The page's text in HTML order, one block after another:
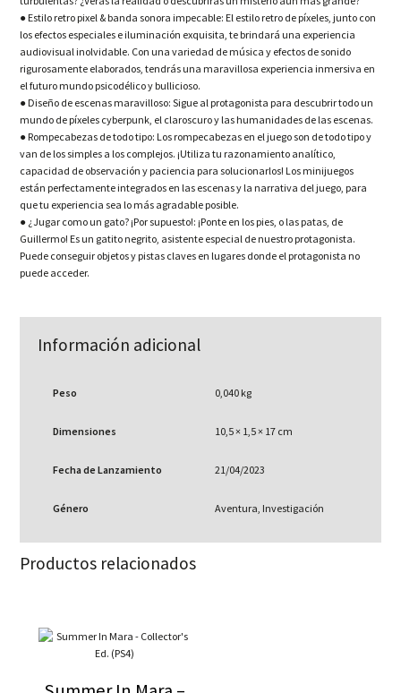
● Estilo retro pixel & banda sonora impecable: El estilo retro de píxeles, junto con
los efectos especiales e iluminación exquisita, te brindará una experiencia
audiovisual inolvidable. Con una variedad de música y efectos de sonido
rigurosamente elaborados, tendrás una maravillosa experiencia inmersiva en
el futuro mundo psicodélico y bullicioso.
● Diseño de escenas maravilloso: Sigue al protagonista para descubrir todo un
mundo de píxeles cyberpunk, el claroscuro y las humanidades de las escenas.
● Rompecabezas de todo tipo: Los rompecabezas en el juego son de todo tipo y
van de los simples a los complejos. ¡Utiliza tu razonamiento analítico,
capacidad de observación y paciencia para solucionarlos! Los minijuegos
están perfectamente integrados en las escenas y la narrativa del juego, para
que tu experiencia sea lo más agradable posible.
● ¿Jugar como un gato? ¡Por supuesto!: ¡Ponte en los pies, o las patas, de
Guillermo! Es un gatito negrito, asistente especial de nuestro protagonista.
Puede conseguir objetos y pistas claves en lugares donde el protagonista no
puede acceder.
Información adicional
Peso 0,040 kg
Dimensiones 10,5 × 1,5 × 17 cm
Fecha de Lanzamiento 21/04/2023
Género Aventura, Investigación
Productos relacionados